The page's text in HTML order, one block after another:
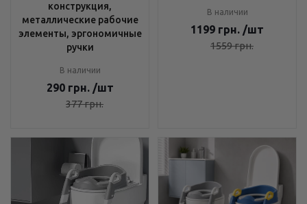
конструкция,
металлические рабочие
элементы, эргономичные
ручки
В наличии
290 грн. /шт
377грн.
В наличии
1199 грн. /шт
1559грн.